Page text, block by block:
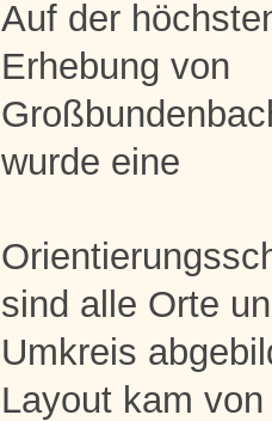
Auf der
Erhebung von
wurde eine
sind alle Orte
Umkreis
Layout kam